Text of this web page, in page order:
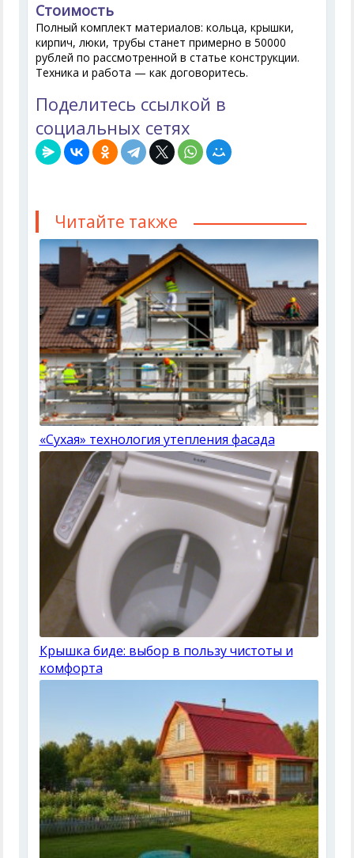
Стоимость
Полный комплект материалов: кольца, крышки,
кирпич, люки, трубы станет примерно в 50000
рублей по рассмотренной в статье конструкции.
Техника и работа — как договоритесь.
Поделитесь ссылкой в
социальных сетях
Читайте также
«Сухая» технология утепления фасада
Крышка биде: выбор в пользу чистоты и
комфорта